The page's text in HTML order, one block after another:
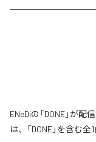
ENeDiの「DONE」が
は、「DONE」を含む全